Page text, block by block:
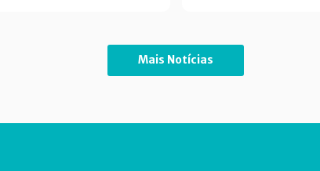
Mais Notícias